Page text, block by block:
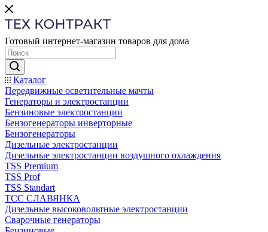
Готовый интернет-магазин товаров для дома
Каталог
Передвижные осветительные мачты
Генераторы и электростанции
Бензиновые электростанции
Бензогенераторы инверторные
Бензогенераторы
Дизельные электростанции
Дизельные электростанции воздушного охлаждения
TSS Premium
TSS Prof
TSS Standart
ТСС СЛАВЯНКА
Дизельные высоковольтные электростанции
Сварочные генераторы